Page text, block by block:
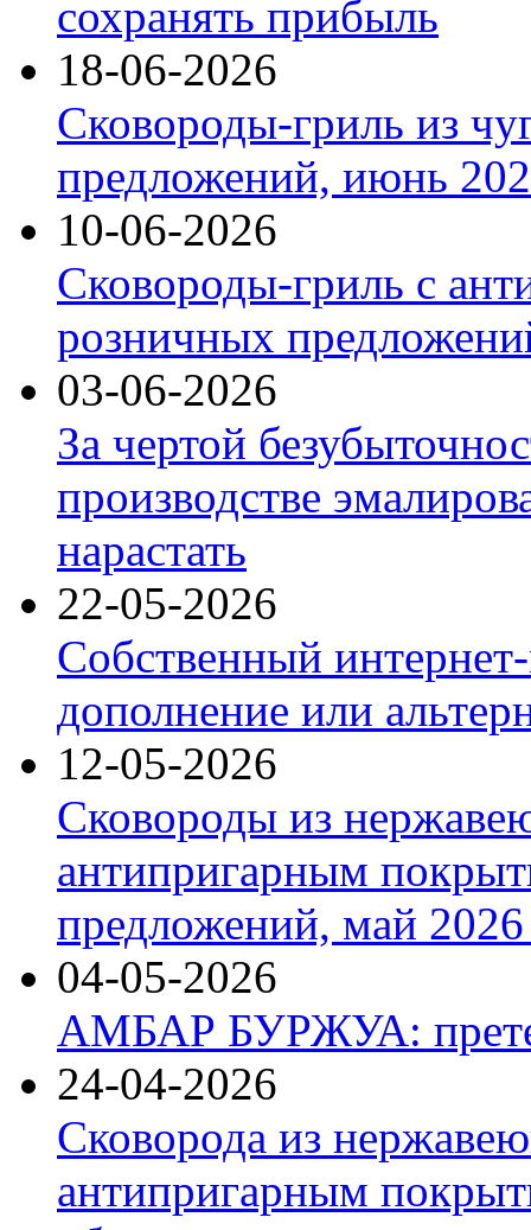
сохранять прибыль
18-06-2026
Сковороды-гриль из
предложений, июнь
10-06-2026
Сковороды-гриль с
розничных
03-06-2026
За чертой
производстве
нарастать
22-05-2026
Собственный
дополнение или
12-05-2026
Сковороды из
антипригарным
предложений, май 2026
04-05-2026
АМБАР БУРЖУА:
24-04-2026
Сковорода из
антипригарным